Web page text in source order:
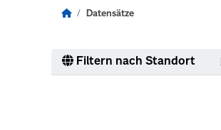
Datensätze
Filtern nach Standort